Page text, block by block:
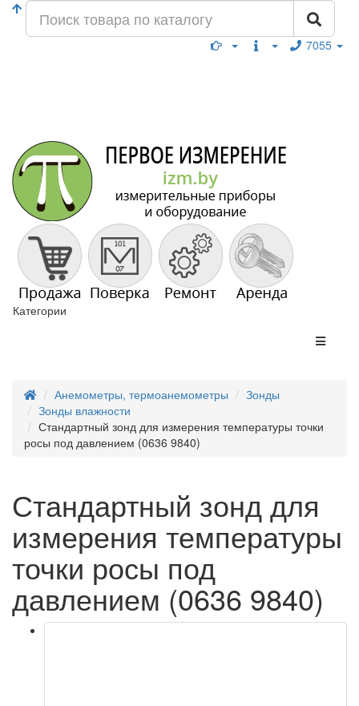
7055
Категории
Анемометры, термоанемометры
Зонды
Зонды влажности
Стандартный зонд для измерения температуры точки
росы под давлением (0636 9840)
Стандартный зонд для
измерения температуры
точки росы под
давлением (0636 9840)